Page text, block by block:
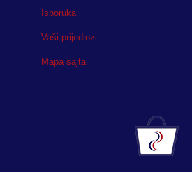
Isporuka
Vaši prijedlozi
Mapa sajta